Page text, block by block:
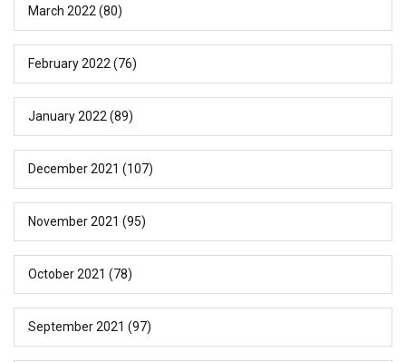
March 2022 (80)
February 2022 (76)
January 2022 (89)
December 2021 (107)
November 2021 (95)
October 2021 (78)
September 2021 (97)